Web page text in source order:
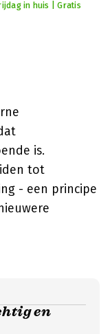
in huis | Gratis
is.
tot
- een principe
en